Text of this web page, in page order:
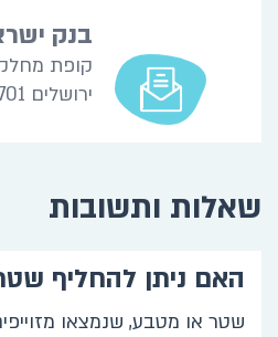
בנק
ירושלים 9100701
שאלות ותשובות
האם ניתן להחליף שטר
שטר או מטבע, שנמצאו